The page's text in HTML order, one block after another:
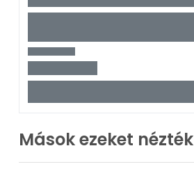
Mások ezeket nézték